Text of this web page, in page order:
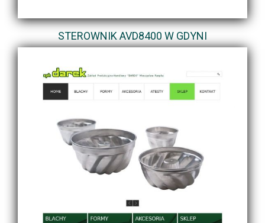
STEROWNIK AVD8400 W GDYNI